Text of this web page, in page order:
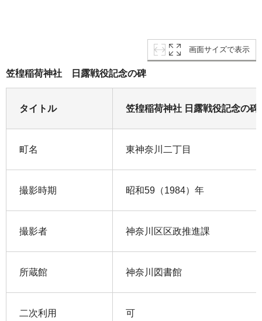
画面サイズで表示
笠䅣稲荷神社 日露戦役記念の碑
タイトル 笠䅣稲荷神社 日露戦役記念の碑
町名 東神奈川二丁目
撮影時期 昭和59（1984）年
撮影者 神奈川区区政推進課
所蔵館 神奈川図書館
二次利用 可